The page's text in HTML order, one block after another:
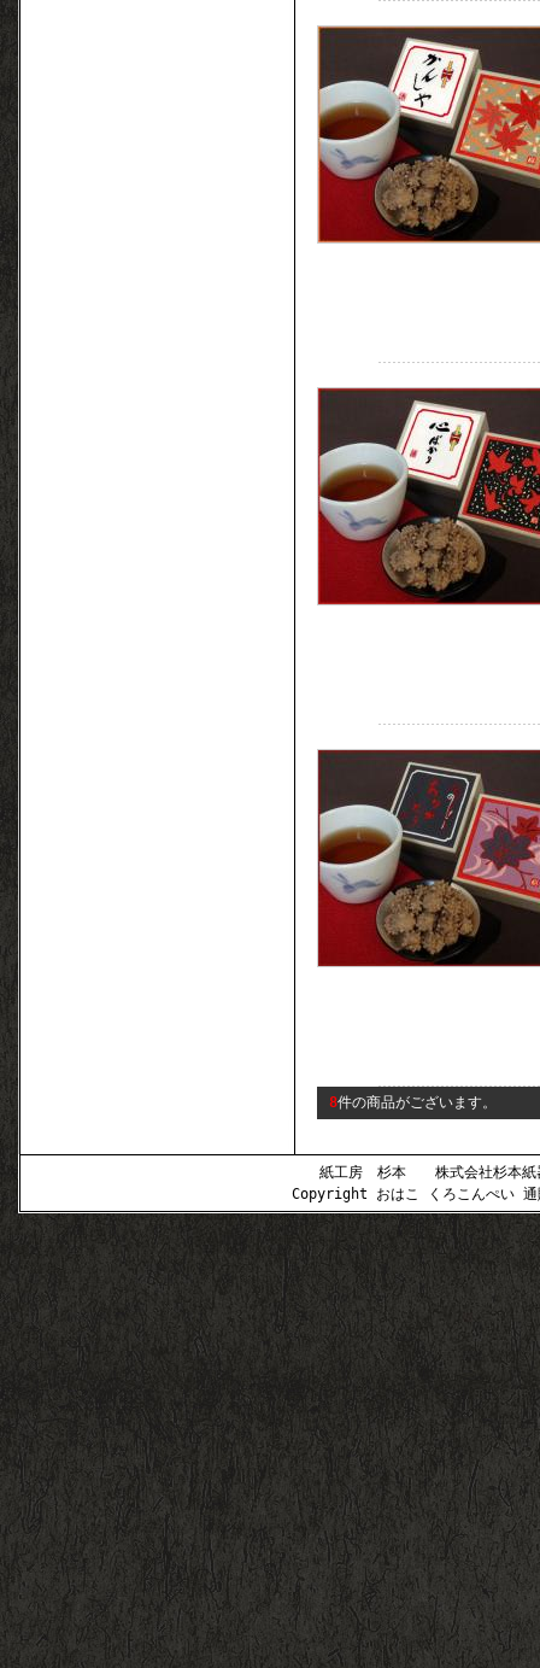
8件の商品がございます。
紙工房 杉本 株式会社杉本紙
Copyright おはこ くろこんぺい